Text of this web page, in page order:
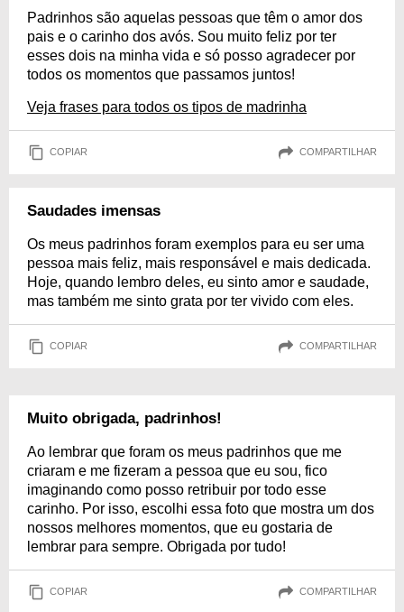
Padrinhos são aquelas pessoas que têm o amor dos
pais e o carinho dos avós. Sou muito feliz por ter
esses dois na minha vida e só posso agradecer por
todos os momentos que passamos juntos!
Veja frases para todos os tipos de madrinha
COPIAR COMPARTILHAR
Saudades imensas
Os meus padrinhos foram exemplos para eu ser uma
pessoa mais feliz, mais responsável e mais dedicada.
Hoje, quando lembro deles, eu sinto amor e saudade,
mas também me sinto grata por ter vivido com eles.
COPIAR COMPARTILHAR
Muito obrigada, padrinhos!
Ao lembrar que foram os meus padrinhos que me
criaram e me fizeram a pessoa que eu sou, fico
imaginando como posso retribuir por todo esse
carinho. Por isso, escolhi essa foto que mostra um dos
nossos melhores momentos, que eu gostaria de
lembrar para sempre. Obrigada por tudo!
COPIAR COMPARTILHAR